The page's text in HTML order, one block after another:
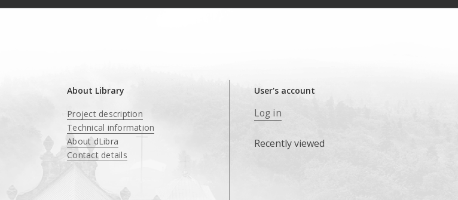
About Library
Project description
Technical information
About dLibra
Contact details
User's account
Log in
Recently viewed